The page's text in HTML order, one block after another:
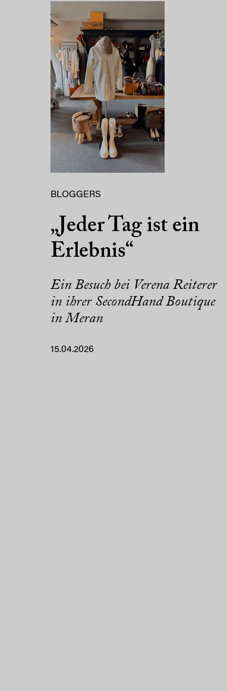
BLOGGERS
„Jeder Tag ist ein
Erlebnis“
Ein Besuch bei Verena Reiterer
in ihrer SecondHand Boutique
in Meran
15.04.2026